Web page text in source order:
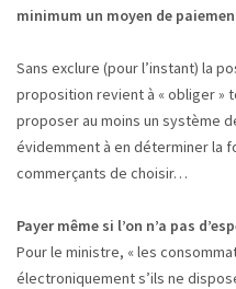
minimum un moyen de
Sans exclure (pour l’instant) la
proposition revient à « obliger »
proposer au moins un système
évidemment à en déterminer la
commerçants de choisir…
Payer même si l’on n’a pas
Pour le ministre, « les
électroniquement s’ils ne